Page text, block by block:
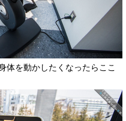
体を動かしたくなったらここ